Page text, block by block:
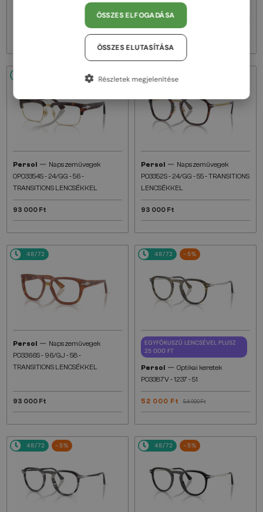
PO1030V - 515 - 57
72 000 Ft
Persol — Napszemüvegek
0PO3354S - 24/GG - 56 -
TRANSITIONS LENCSÉKKEL
93 000 Ft
48/72
Persol — Napszemüvegek
PO3352S - 24/GG - 55 - TRANSITIONS
LENCSÉKKEL
93 000 Ft
48/72
Persol — Napszemüvegek
PO3366S - 96/GJ - 58 -
TRANSITIONS LENCSÉKKEL
93 000 Ft
48/72 -5%
EGYFÓKUSZÚ LENCSÉVEL PLUSZ
25 000 FT
Persol — Optikai keretek
PO3387V - 1237 - 51
52 000 Ft 54 000 Ft
48/72 -5% 48/72 -5%
ÖSSZES ELFOGADÁSA
ÖSSZES ELUTASÍTÁSA
Részletek megjelenítése